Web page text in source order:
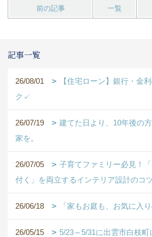
前の記事 一覧
記事一覧
26/08/01
【住宅ローン】銀行・金
ク✓
26/07/19
建てた日より、10年後の
家を。
26/07/05
子育てファミリー必見！
付く」を両立するインテリア設計のコツ
26/06/18 「家もお庭も、お気に入り
26/05/15
5/23～5/31に出雲市白枝